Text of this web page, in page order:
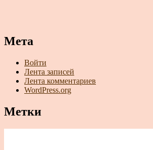
Мета
Войти
Лента записей
Лента комментариев
WordPress.org
Метки